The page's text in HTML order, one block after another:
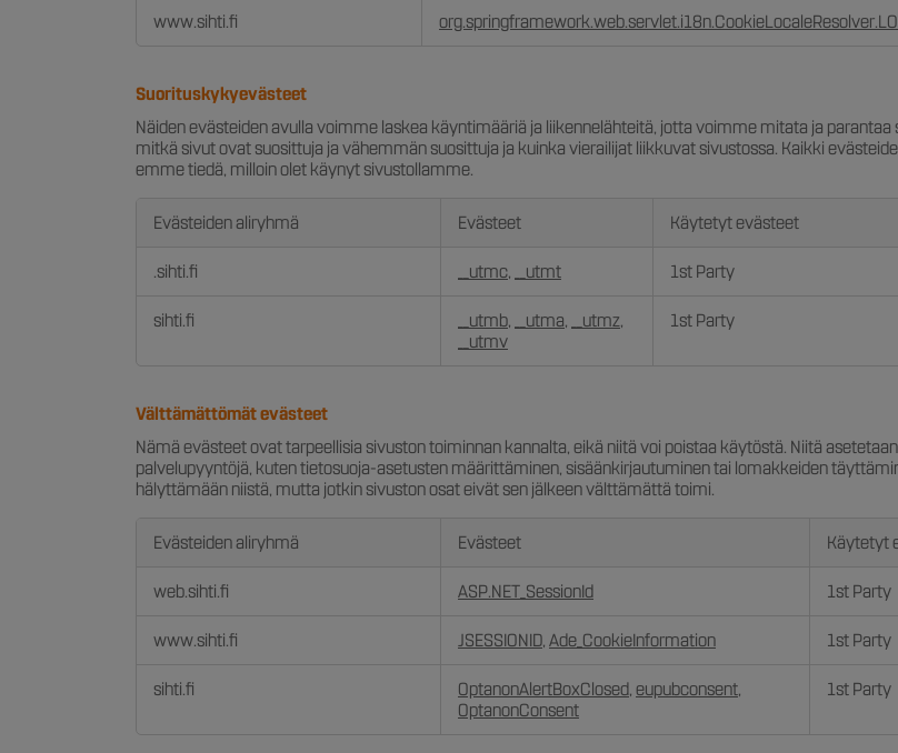
www.sihti.fi
Suorituskykyevästeet
Näiden evästeiden avulla voimme laskea käyntimääriä ja liikennelähteitä, jotta voimme mitata ja
mitkä sivut ovat suosittuja ja vähemmän suosittuja ja kuinka vierailijat liikkuvat sivustossa. Kaikki
emme tiedä, milloin olet käynyt sivustollamme.
Evästeiden aliryhmä Evästeet Käytetyt evästeet
.sihti.fi __utmc, __utmt 1st Party
sihti.fi __utmb, __utma, __utmz,
__utmv
1st Party
Välttämättömät evästeet
Nämä evästeet ovat tarpeellisia sivuston toiminnan kannalta, eikä niitä voi poistaa käytöstä. Niitä
palvelupyyntöjä, kuten tietosuoja-asetusten määrittäminen, sisäänkirjautuminen tai lomakkeiden
hälyttämään niistä, mutta jotkin sivuston osat eivät sen jälkeen välttämättä toimi.
evästeet
Evästeiden aliryhmä Evästeet Käytetyt
web.sihti.fi ASP.NET_SessionId 1st Party
www.sihti.fi JSESSIONID, Ade_CookieInformation 1st Party
sihti.fi OptanonAlertBoxClosed, eupubconsent,
OptanonConsent
1st Party